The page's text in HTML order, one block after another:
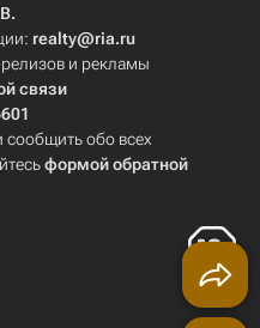
realty@ria.ru
и рекламы
связи
сообщить обо всех
формой обратной